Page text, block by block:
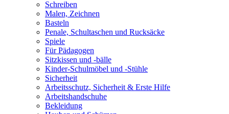
Schreiben
Malen, Zeichnen
Basteln
Penale, Schultaschen und Rucksäcke
Spiele
Für Pädagogen
Sitzkissen und -bälle
Kinder-Schulmöbel und -Stühle
Sicherheit
Arbeitsschutz, Sicherheit & Erste Hilfe
Arbeitshandschuhe
Bekleidung